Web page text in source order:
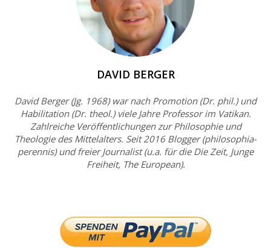
DAVID BERGER
David Berger (Jg. 1968) war nach Promotion (Dr. phil.) und
Habilitation (Dr. theol.) viele Jahre Professor im Vatikan.
Zahlreiche Veröffentlichungen zur Philosophie und
Theologie des Mittelalters. Seit 2016 Blogger (philosophia-
perennis) und freier Journalist (u.a. für die Die Zeit, Junge
Freiheit, The European).